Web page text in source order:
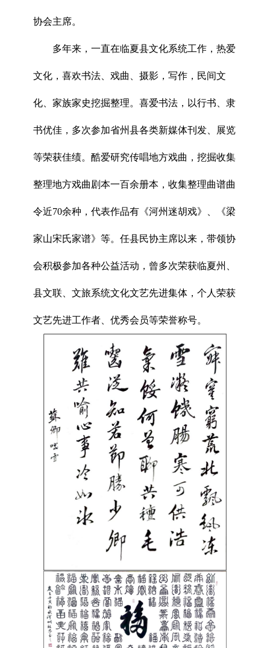
协会主席。
多年来，一直在临夏县文化系统工作，热爱
文化，喜欢书法、戏曲、摄影，写作，民间文
化、家族家史挖掘整理。喜爱书法，以行书、隶
书优佳，多次参加省州县各类新媒体刊发、展览
等荣获佳绩。酷爱研究传唱地方戏曲，挖掘收集
整理地方戏曲剧本一百余册本，收集整理曲谱曲
令近70余种，代表作品有《河州迷胡戏》、《梁
家山宋氏家谱》等。任县民协主席以来，带领协
会积极参加各种公益活动，曾多次荣获临夏州、
县文联、文旅系统文化文艺先进集体，个人荣获
文艺先进工作者、优秀会员等荣誉称号。